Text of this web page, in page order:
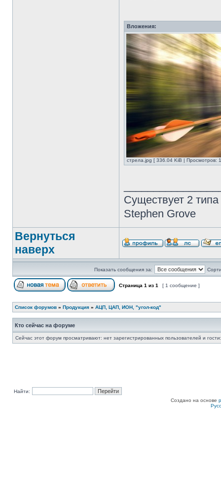
Вложения:
стрела.jpg [ 336.04 KiB | Просмотров:
Существует 2
Stephen Grove
Вернуться
наверх
Показать сообщения за:
Страница 1 из 1 [ 1 сообщение ]
Список форумов » Продукция » АЦП, ЦАП, ИОН, "угол-код"
Кто сейчас на форуме
Сейчас этот форум просматривают: нет зарегистрированных пользователей и
Найти:
Создано на основе